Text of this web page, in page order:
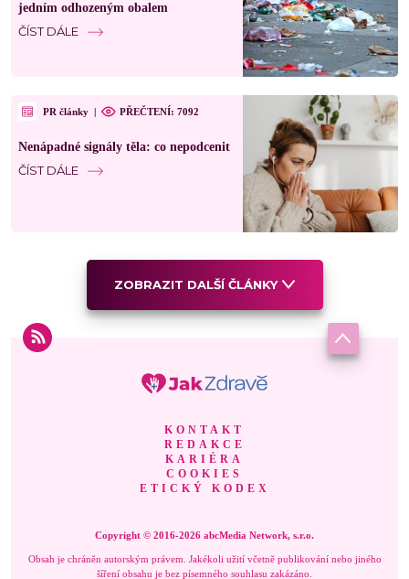
jedním odhozeným obalem
ČÍST DÁLE
PR články | PŘEČTENÍ: 7092
Nenápadné signály těla: co nepodcenit
ČÍST DÁLE
ZOBRAZIT DALŠÍ ČLÁNKY
KONTAKT
REDAKCE
KARIÉRA
COOKIES
ETICKÝ KODEX
Copyright © 2016-2026 abcMedia Network, s.r.o.
Obsah je chráněn autorským právem. Jakékoli užití včetně publikování nebo jiného
šíření obsahu je bez písemného souhlasu zakázáno.